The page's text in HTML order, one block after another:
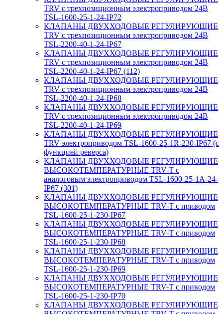
TRV с трехпозиционным электроприводом 24В
TSL-1600-25-1-24-IP72
КЛАПАНЫ ДВУХХОДОВЫЕ РЕГУЛИРУЮЩИЕ
TRV с трехпозиционным электроприводом 24В
TSL-2200-40-1-24-IP67
КЛАПАНЫ ДВУХХОДОВЫЕ РЕГУЛИРУЮЩИЕ
TRV с трехпозиционным электроприводом 24В
TSL-2200-40-1-24-IP67 (112)
КЛАПАНЫ ДВУХХОДОВЫЕ РЕГУЛИРУЮЩИЕ
TRV с трехпозиционным электроприводом 24В
TSL-2200-40-1-24-IP68
КЛАПАНЫ ДВУХХОДОВЫЕ РЕГУЛИРУЮЩИЕ
TRV с трехпозиционным электроприводом 24В
TSL-2200-40-1-24-IP69
КЛАПАНЫ ДВУХХОДОВЫЕ РЕГУЛИРУЮЩИЕ
TRV электроприводом TSL-1600-25-1R-230-IP67 (с
функцией реверса)
КЛАПАНЫ ДВУХХОДОВЫЕ РЕГУЛИРУЮЩИЕ
ВЫСОКОТЕМПЕРАТУРНЫЕ TRV-T с
аналоговым электроприводом TSL-1600-25-1А-24-
IP67 (301)
КЛАПАНЫ ДВУХХОДОВЫЕ РЕГУЛИРУЮЩИЕ
ВЫСОКОТЕМПЕРАТУРНЫЕ TRV-T с приводом
TSL-1600-25-1-230-IP67
КЛАПАНЫ ДВУХХОДОВЫЕ РЕГУЛИРУЮЩИЕ
ВЫСОКОТЕМПЕРАТУРНЫЕ TRV-T с приводом
TSL-1600-25-1-230-IP68
КЛАПАНЫ ДВУХХОДОВЫЕ РЕГУЛИРУЮЩИЕ
ВЫСОКОТЕМПЕРАТУРНЫЕ TRV-T с приводом
TSL-1600-25-1-230-IP69
КЛАПАНЫ ДВУХХОДОВЫЕ РЕГУЛИРУЮЩИЕ
ВЫСОКОТЕМПЕРАТУРНЫЕ TRV-T с приводом
TSL-1600-25-1-230-IP70
КЛАПАНЫ ДВУХХОДОВЫЕ РЕГУЛИРУЮЩИЕ